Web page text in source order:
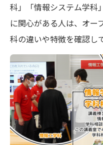
科」「情報システム学科
に関心がある人は、オー
科の違いや特徴を確認し